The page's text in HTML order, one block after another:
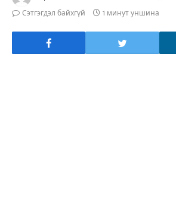
Сэтгэгдэл байхгүй
1 минут уншина